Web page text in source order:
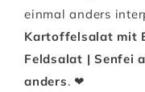
einmal anders
Kartoffelsalat mit
Feldsalat | Senfei
anders. ❤